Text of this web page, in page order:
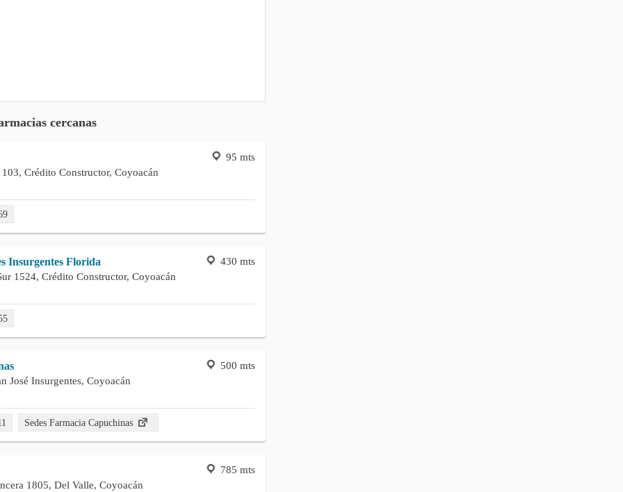
cercanas
95 mts
Crédito Constructor, Coyoacán
430 mts
Insurgentes Florida
1524, Crédito Constructor, Coyoacán
500 mts
José Insurgentes, Coyoacán
Sedes Farmacia Capuchinas
785 mts
1805, Del Valle, Coyoacán